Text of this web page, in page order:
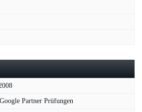
Google Partner Prüfungen